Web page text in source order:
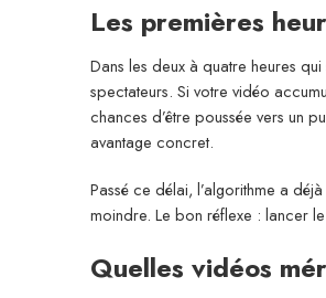
Les premières
Dans les deux à quatre heures
spectateurs. Si votre vidéo
chances d’être poussée vers un
avantage concret.
Passé ce délai, l’algorithme a
moindre. Le bon réflexe : lancer
Quelles vidéos